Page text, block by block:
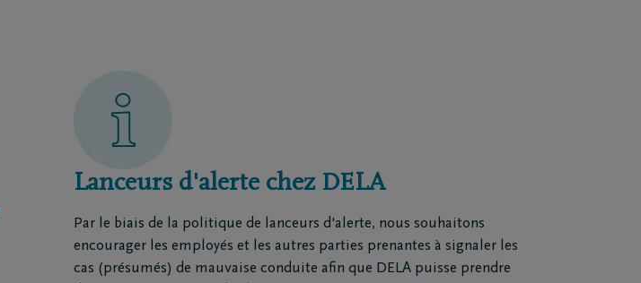
Fixez un rendez-vous
Lanceurs d'alerte chez DELA
Par le biais de la politique de lanceurs d'alerte, nous souhaitons
encourager les employés et les autres parties prenantes à signaler les
cas (présumés) de mauvaise conduite afin que DELA puisse prendre